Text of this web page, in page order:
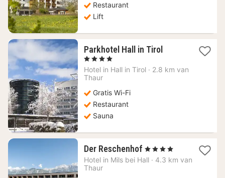
Restaurant
Lift
Parkhotel Hall in Tirol1
vanaf
, 4 Sterren
Hotel in Hall in Tirol · 2.8 km van
Thaur
Gratis Wi-Fi
Restaurant
Sauna
Der Reschenhof 1
nacht
, 4 Sterren
Hotel in Mils bei Hall · 4.3 km van
Thaur